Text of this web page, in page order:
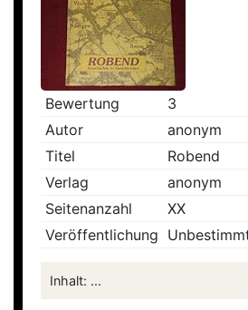
Bewertung
3
Autor
anonym
Titel
Robend
Verlag
anonym
Seitenanzahl
XX
Veröffentlichung
Inhalt: ...